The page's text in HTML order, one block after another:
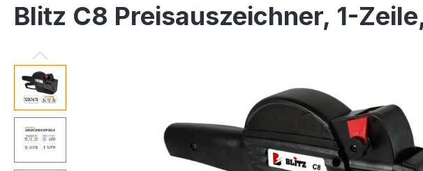
Blitz C8 Preisauszeichner, 1-